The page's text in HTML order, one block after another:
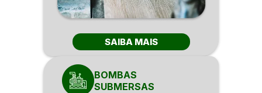
SAIBA MAIS
BOMBAS
SUBMERSAS